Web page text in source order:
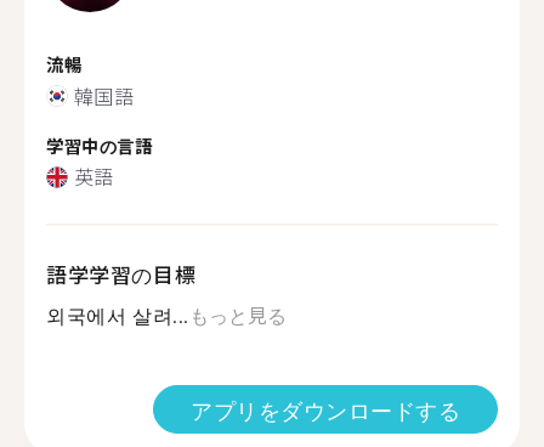
流暢
韓国語
学習中の言語
英語
語学学習の目標
외국에서 살려... もっと見る
アプリをダウンロードする